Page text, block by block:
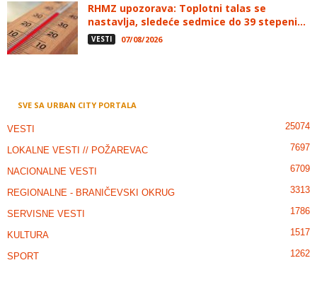
RHMZ upozorava: Toplotni talas se
nastavlja, sledeće sedmice do 39 stepeni...
VESTI 07/08/2026
SVE SA URBAN CITY PORTALA
VESTI 25074
LOKALNE VESTI // POŽAREVAC 7697
NACIONALNE VESTI 6709
REGIONALNE - BRANIČEVSKI OKRUG 3313
SERVISNE VESTI 1786
KULTURA 1517
SPORT 1262